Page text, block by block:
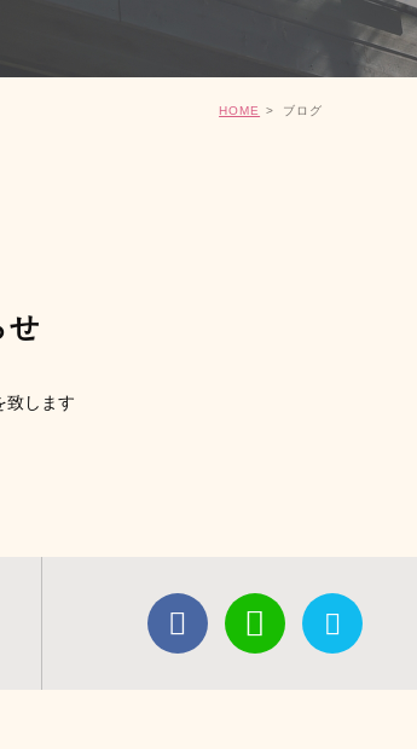
HOME ブログ
致します